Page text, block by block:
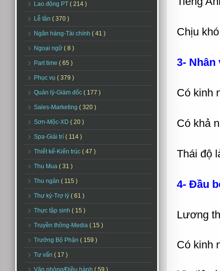
Lao động PT ( 214 )
Lễ tân ( 370 )
Ngân hàng-Tài chính ( 41 )
Ngoại ngữ ( 8 )
Part time ( 65 )
Phục vụ ( 379 )
Quản lý-Giám đốc ( 177 )
Sales-Marketing ( 320 )
Sơn-Mộc-XD ( 20 )
Spa-Giải trí ( 114 )
Thiết kế-Kiến trúc ( 47 )
Thu Mua ( 31 )
Thu ngân ( 115 )
Thư ký-Trợ lý ( 61 )
Thực tập sinh ( 15 )
Truyền thông-Media ( 15 )
Trưởng Bộ Phận ( 159 )
Tư vấn ( 17 )
Văn phòng/Điều hành ( 59 )
Chịu
3- Nhân
Có kinh
Có khả
Thái độ
4- Đầu
Lương
Có kinh